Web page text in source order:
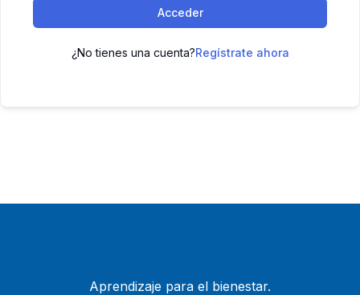
Acceder
¿No tienes una cuenta?Regístrate ahora
Aprendizaje para el bienestar.